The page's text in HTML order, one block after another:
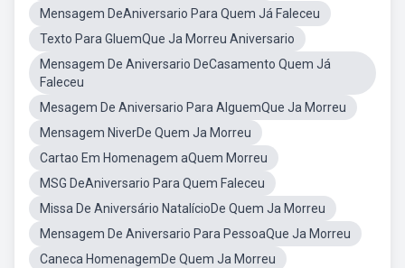
Mensagem DeAniversario Para Quem Já Faleceu
Texto Para GluemQue Ja Morreu Aniversario
Mensagem De Aniversario DeCasamento Quem Já
Faleceu
Mesagem De Aniversario Para AlguemQue Ja Morreu
Mensagem NiverDe Quem Ja Morreu
Cartao Em Homenagem aQuem Morreu
MSG DeAniversario Para Quem Faleceu
Missa De Aniversário NatalícioDe Quem Ja Morreu
Mensagem De Aniversario Para PessoaQue Ja Morreu
Caneca HomenagemDe Quem Ja Morreu